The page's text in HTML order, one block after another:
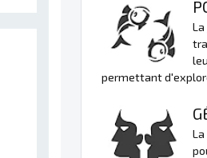
La
permettant
La